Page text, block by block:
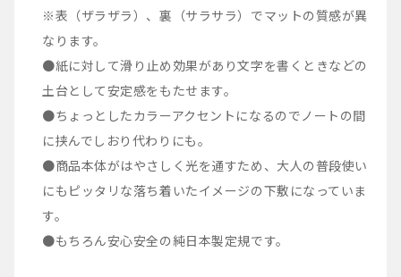
※表（ザラザラ）、裏（サラサラ）でマットの質感が異
なります。
●紙に対して滑り止め効果があり文字を書くときなどの
土台として安定感をもたせます。
●ちょっとしたカラーアクセントになるのでノートの間
に挟んでしおり代わりにも。
●商品本体がはやさしく光を通すため、大人の普段使い
にもピッタリな落ち着いたイメージの下敷になっていま
す。
●もちろん安心安全の純日本製定規です。